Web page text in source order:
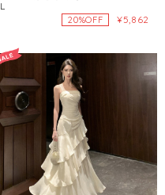
L
20%OFF ¥5,862